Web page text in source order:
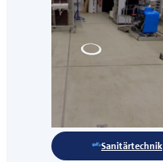
Sanitärtechnik